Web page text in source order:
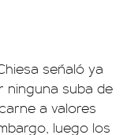
señaló ya
ninguna suba de
a valores
luego los